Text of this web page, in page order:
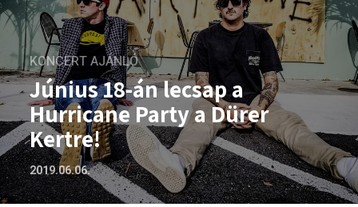
KONCERT AJÁNLÓ
Június 18-án lecsap a
Hurricane Party a Dürer
Kertre!
2019.06.06.